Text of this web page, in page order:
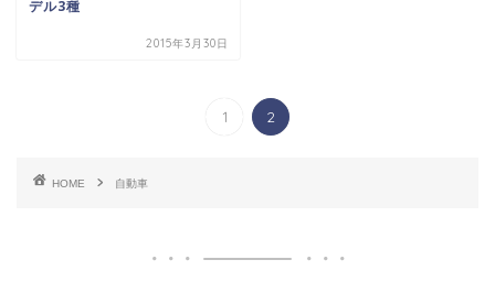
デル3種
2015年3月30日
1 2
HOME 自動車